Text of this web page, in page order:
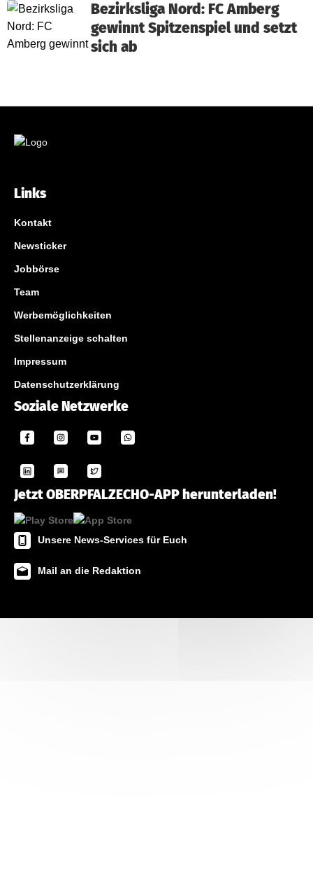
Bezirksliga Nord: FC Amberg
gewinnt Spitzenspiel und setzt
sich ab
Links
Kontakt
Newsticker
Jobbörse
Team
Werbemöglichkeiten
Stellenanzeige schalten
Impressum
Datenschutzerklärung
Soziale Netzwerke
Jetzt OBERPFALZECHO-APP herunterladen!
Unsere News-Services für Euch
Mail an die Redaktion